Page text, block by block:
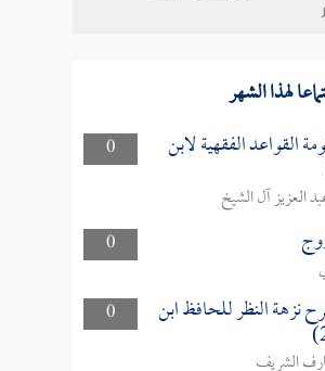
لهذا الشهر
0 القواعد الفقهية لابن
العزيز آل الشيخ
0
0
نزهة النظر للحافظ ابن
الشريف